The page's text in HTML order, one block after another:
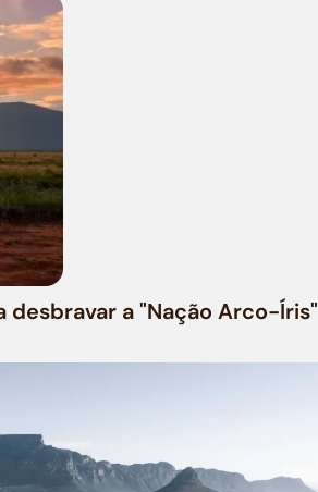
desbravar a "Nação Arco-Íris"